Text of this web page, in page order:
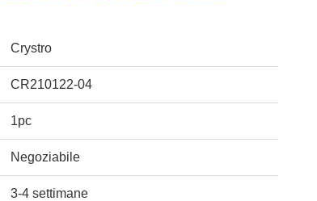
Crystro
CR210122-04
1pc
Negoziabile
3-4 settimane